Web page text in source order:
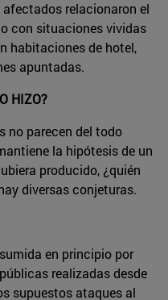
relacionaron el
con situaciones vividas
habitaciones de hotel,
apuntadas.
HIZO?
no parecen del todo
la hipótesis de un
producido, ¿quién
diversas conjeturas.
en principio por
realizadas desde
supuestos ataques al